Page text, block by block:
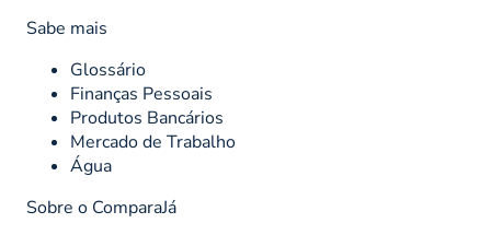
Sabe mais
Glossário
Finanças Pessoais
Produtos Bancários
Mercado de Trabalho
Água
Sobre o ComparaJá